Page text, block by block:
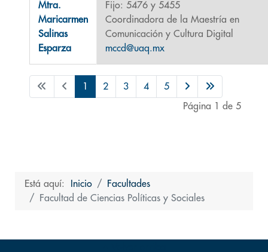
Mtra.
Maricarmen
Salinas
Esparza
Fijo: 5476 y 5455
Coordinadora de la Maestría en
Comunicación y Cultura Digital
mccd@uaq.mx
Página 1 de 5
1 2 3 4 5
Está aquí: Inicio
Facultades
Facultad de Ciencias Políticas y Sociales